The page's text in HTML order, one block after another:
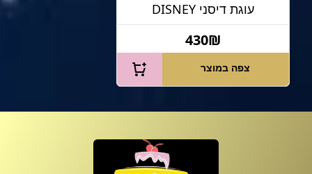
עוגת דיסני DISNEY
430₪
צפה במוצר